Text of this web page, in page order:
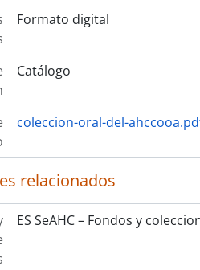
Formato digital
Catálogo
coleccion-oral-del-
relacionados
ES SeAHC – Fondos y